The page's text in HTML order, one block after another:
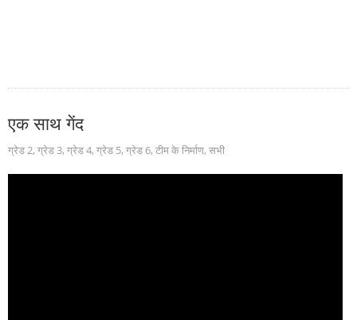
एक साथ गेंद
ग्रेड 2, ग्रेड 3, ग्रेड 4, ग्रेड 5, ग्रेड 6, टीम के निर्माण, सभी